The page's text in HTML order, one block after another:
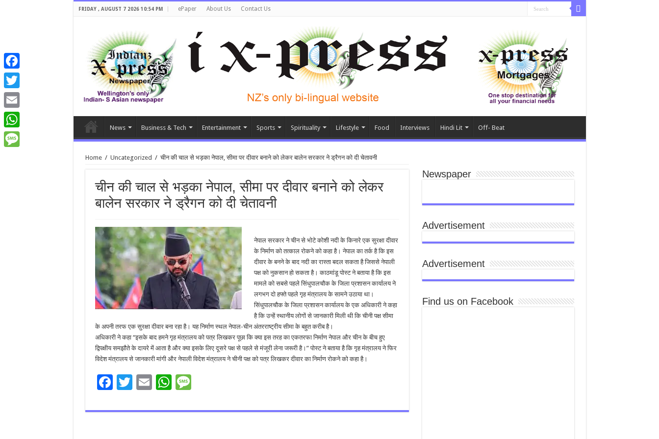
FRIDAY , AUGUST 7 2026 10:54 PM ePaper About Us Contact Us
News Business & Tech Entertainment Sports Spirituality Lifestyle Food Interviews Hindi Lit Off- Beat
Home / Uncategorized / चीन की चाल से भड़का नेपाल, सीमा पर दीवार बनाने को लेकर बालेन सरकार ने ड्रैगन को दी चेतावनी
चीन की चाल से भड़का नेपाल, सीमा पर दीवार बनाने को लेकर
बालेन सरकार ने ड्रैगन को दी चेतावनी
नेपाल सरकार ने चीन से भोटे कोशी नदी के किनारे एक सुरक्षा दीवार
के निर्माण को तत्काल रोकने को कहा है। नेपाल का तर्क है कि इस
दीवार के बनने के बाद नदी का रास्ता बदल सकता है जिससे नेपाली
पक्ष को नुकसान हो सकता है। काठमांडू पोस्ट ने बताया है कि इस
मामले को सबसे पहले सिंधुपालचौक के जिला प्रशासन कार्यालय ने
लगभग दो हफ्ते पहले गृह मंत्रालय के सामने उठाया था।
सिंधुपालचौक के जिला प्रशासन कार्यालय के एक अधिकारी ने कहा
है कि उन्हें स्थानीय लोगों से जानकारी मिली थी कि चीनी पक्ष सीमा
के अपनी तरफ एक सुरक्षा दीवार बना रहा है। यह निर्माण स्थल नेपाल-चीन अंतरराष्ट्रीय सीमा के बहुत करीब है।
अधिकारी ने कहा “इसके बाद हमने गृह मंत्रालय को पत्र लिखकर पूछा कि क्या इस तरह का एकतरफा निर्माण नेपाल और चीन के बीच हुए
द्विपक्षीय समझौते के दायरे में आता है और क्या इसके लिए दूसरे पक्ष से पहले से मंजूरी लेना जरूरी है।” पोस्ट ने बताया है कि गृह मंत्रालय ने फिर
विदेश मंत्रालय से जानकारी मांगी और नेपाली विदेश मंत्रालय ने चीनी पक्ष को पत्र लिखकर दीवार का निर्माण रोकने को कहा है।
F
e
T
tt
E
ai
W
at
M
sa
Newspaper
Advertisement
Advertisement
Find us on Facebook
Facebook
Twitter
Email
WhatsApp